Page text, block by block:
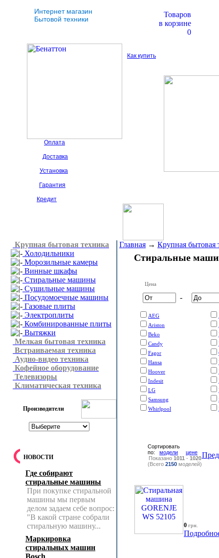
Интернет магазин
Бытовой техники
Товаров
в корзине
0
Как купить
Оплата
Доставка
Установка
Гарантия
Кредит
Крупная бытовая техника
Холодильники
Морозильные камеры
Винные шкафы
Стиральные машины
Сушильные машины
Посудомоечные машины
Газовые плиты
Электроплиты
Комбинированные плиты
Вытяжки
Мелкая бытовая техника
Встраиваемая техника
Аудио-видео техника
Кофейное оборудование
Телевизоры
Климатическая техника
Производители
НОВОСТИ
Где собирают
стиральные машины
При покупке стиральной
машины мы первым
делом задаем себе вопрос:
"В какой стране собрали
стиральную машину...
Маркировка
стиральных машин
Bosch
Главная → Крупная бытовая
Стиральные
Цена
-
AEG
Ariston
Beko
Candy
Fagor
Hansa
Hoover
Indesit
LG
Samsung
Whirlpool
Сортировать
по: модели
цене
Показано 1011 - 1020
(Всего 2150 моделей)
0 грн.